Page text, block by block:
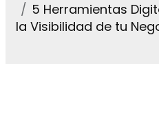
5 Herramientas
la Visibilidad de tu